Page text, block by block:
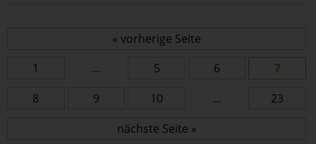
« vorherige Seite
1
... 5 6
7
8
9 10 ...
23
nächste Seite »